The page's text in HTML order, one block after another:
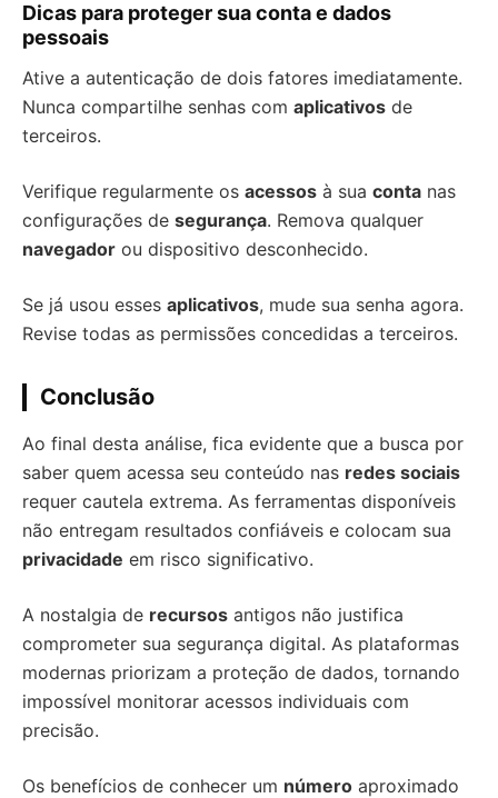
Dicas para proteger sua conta e dados
pessoais
Ative a autenticação de dois fatores imediatamente.
Nunca compartilhe senhas com aplicativos de
terceiros.
Verifique regularmente os acessos à sua conta nas
configurações de segurança. Remova qualquer
navegador ou dispositivo desconhecido.
Se já usou esses aplicativos, mude sua senha agora.
Revise todas as permissões concedidas a terceiros.
Conclusão
Ao final desta análise, fica evidente que a busca por
saber quem acessa seu conteúdo nas redes sociais
requer cautela extrema. As ferramentas disponíveis
não entregam resultados confiáveis e colocam sua
privacidade em risco significativo.
A nostalgia de recursos antigos não justifica
comprometer sua segurança digital. As plataformas
modernas priorizam a proteção de dados, tornando
impossível monitorar acessos individuais com
precisão.
Os benefícios de conhecer um número aproximado